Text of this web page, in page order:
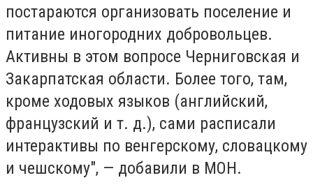
постараются организовать поселение и
питание иногородних добровольцев.
Активны в этом вопросе Черниговская и
Закарпатская области. Более того, там,
кроме ходовых языков (английский,
французский и т. д.), сами расписали
интерактивы по венгерскому, словацкому
и чешскому", — добавили в МОН.